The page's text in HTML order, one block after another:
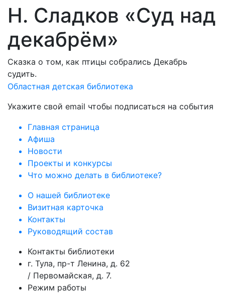
Н. Сладков «Суд над
декабрём»
Сказка о том, как птицы собрались Декабрь
судить.
Областная детская библиотека
Укажите свой email чтобы подписаться на события
Главная страница
Афиша
Новости
Проекты и конкурсы
Что можно делать в библиотеке?
О нашей библиотеке
Визитная карточка
Контакты
Руководящий состав
Контакты библиотеки
г. Тула, пр-т Ленина, д. 62
/ Первомайская, д. 7.
Режим работы